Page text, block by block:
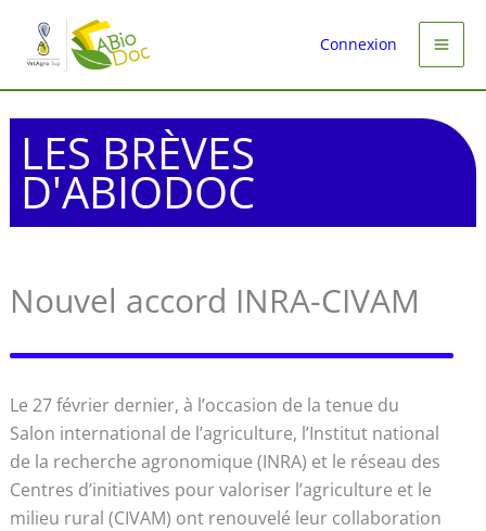
contenu
Connexion
LES BRÈVES
D'ABIODOC
Nouvel accord INRA-CIVAM
Le 27 février dernier, à l’occasion de la tenue du
Salon international de l’agriculture, l’Institut national
de la recherche agronomique (INRA) et le réseau des
Centres d’initiatives pour valoriser l’agriculture et le
milieu rural (CIVAM) ont renouvelé leur collaboration